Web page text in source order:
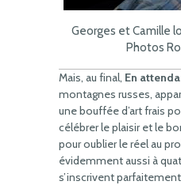
Georges et Camille
Photos
Mais, au final, En
montagnes russes,
une bouffée d’art frais
célébrer le plaisir et le
pour oublier le réel au
évidemment aussi à
s’inscrivent